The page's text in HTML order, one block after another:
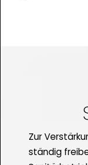
Zur
ständig